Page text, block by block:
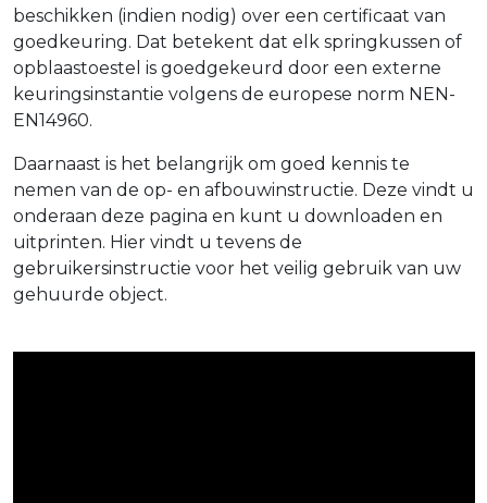
beschikken (indien nodig) over een certificaat van
goedkeuring. Dat betekent dat elk springkussen of
opblaastoestel is goedgekeurd door een externe
keuringsinstantie volgens de europese norm NEN-
EN14960.
Daarnaast is het belangrijk om goed kennis te
nemen van de op- en afbouwinstructie. Deze vindt u
onderaan deze pagina en kunt u downloaden en
uitprinten. Hier vindt u tevens de
gebruikersinstructie voor het veilig gebruik van uw
gehuurde object.